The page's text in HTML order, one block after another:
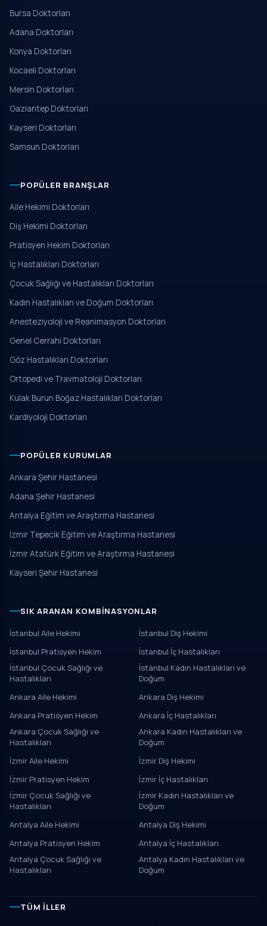
Bursa Doktorları
Adana Doktorları
Konya Doktorları
Kocaeli Doktorları
Mersin Doktorları
Gaziantep Doktorları
Kayseri Doktorları
Samsun Doktorları
POPÜLER BRANŞLAR
Aile Hekimi Doktorları
Diş Hekimi Doktorları
Pratisyen Hekim Doktorları
İç Hastalıkları Doktorları
Çocuk Sağlığı ve Hastalıkları Doktorları
Kadın Hastalıkları ve Doğum Doktorları
Anesteziyoloji ve Reanimasyon Doktorları
Genel Cerrahi Doktorları
Göz Hastalıkları Doktorları
Ortopedi ve Travmatoloji Doktorları
Kulak Burun Boğaz Hastalıkları Doktorları
Kardiyoloji Doktorları
POPÜLER KURUMLAR
Ankara Şehir Hastanesi
Adana Şehir Hastanesi
Antalya Eğitim ve Araştırma Hastanesi
İzmir Tepecik Eğitim ve Araştırma Hastanesi
İzmir Atatürk Eğitim ve Araştırma Hastanesi
Kayseri Şehir Hastanesi
SIK ARANAN KOMBINASYONLAR
İstanbul Aile Hekimi
İstanbul Diş Hekimi
İstanbul Pratisyen Hekim
İstanbul İç Hastalıkları
İstanbul Çocuk Sağlığı ve
Hastalıkları
İstanbul Kadın Hastalıkları ve
Doğum
Ankara Aile Hekimi
Ankara Diş Hekimi
Ankara Pratisyen Hekim
Ankara İç Hastalıkları
Ankara Çocuk Sağlığı ve
Hastalıkları
Ankara Kadın Hastalıkları ve
Doğum
İzmir Aile Hekimi
İzmir Diş Hekimi
İzmir Pratisyen Hekim
İzmir İç Hastalıkları
İzmir Çocuk Sağlığı ve
Hastalıkları
İzmir Kadın Hastalıkları ve
Doğum
Antalya Aile Hekimi
Antalya Diş Hekimi
Antalya Pratisyen Hekim
Antalya İç Hastalıkları
Antalya Çocuk Sağlığı ve
Hastalıkları
Antalya Kadın Hastalıkları ve
Doğum
TÜM İLLER